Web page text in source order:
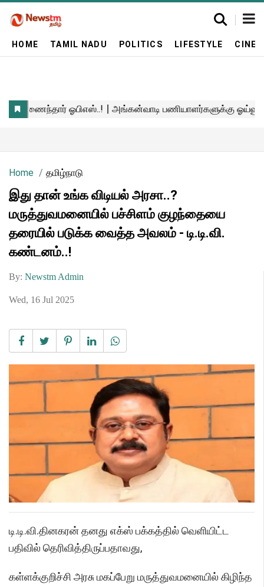
HOME TAMIL NADU POLITICS LIFESTYLE
Home தமிழ்நாடு
இது தான் உங்க விடியல் அரசா..?
மருத்துவமனையில் பச்சிளம் குழந்தையை
தரையில் படுக்க வைத்த அவலம் - டி.டி.வி.
கண்டனம்..!
By: Newstm Admin
Wed, 16 Jul 2025
டி.டி.வி.தினகரன் தனது எக்ஸ் பக்கத்தில் வெளியிட்ட
பதிவில் தெரிவித்திருப்பதாவது,
கள்ளக்குறிச்சி அரசு மகப்பேறு மருத்துவமனையில் கிழிந்த